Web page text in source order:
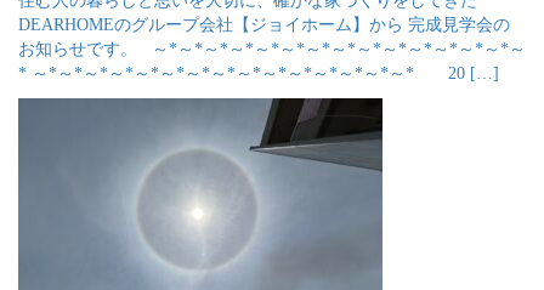
DEARHOMEのグループ会社【ジョイホーム】から 完成見学会の
お知らせです。 ～*～*～*～*～*～*～*～*～*～*～*～*～*～*～
* ～*～*～*～*～*～*～*～*～*～*～*～*～*～*～* 20 […]